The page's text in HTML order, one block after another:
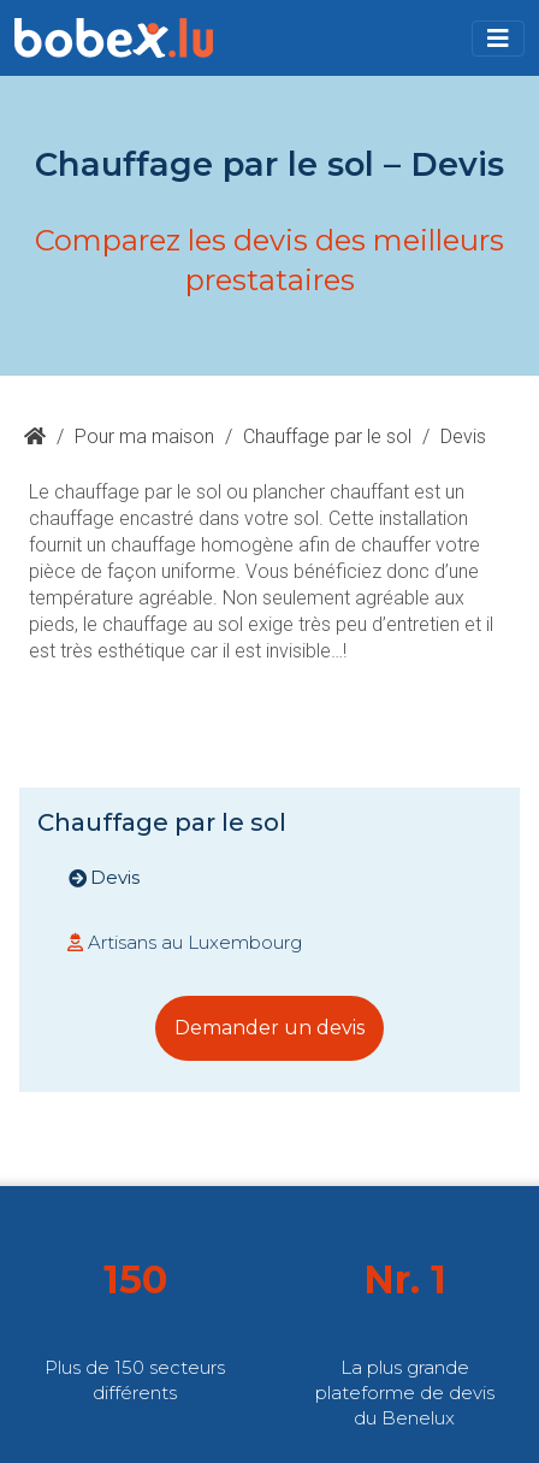
Chauffage par le sol – Devis
Comparez les devis des meilleurs
prestataires
/ Pour ma maison / Chauffage par le sol / Devis
Le chauffage par le sol ou plancher chauffant est un
chauffage encastré dans votre sol. Cette installation
fournit un chauffage homogène afin de chauffer votre
pièce de façon uniforme. Vous bénéficiez donc d’une
température agréable. Non seulement agréable aux
pieds, le chauffage au sol exige très peu d’entretien et il
est très esthétique car il est invisible…!
Chauffage par le sol
Devis
Artisans au Luxembourg
Demander un devis
150
Plus de 150 secteurs
différents
Nr. 1
La plus grande
plateforme de devis
du Benelux